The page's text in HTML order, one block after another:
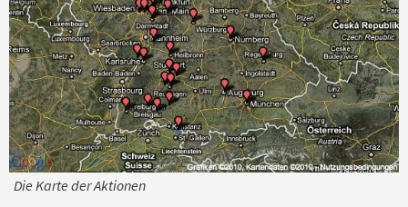
Die Karte der Aktionen